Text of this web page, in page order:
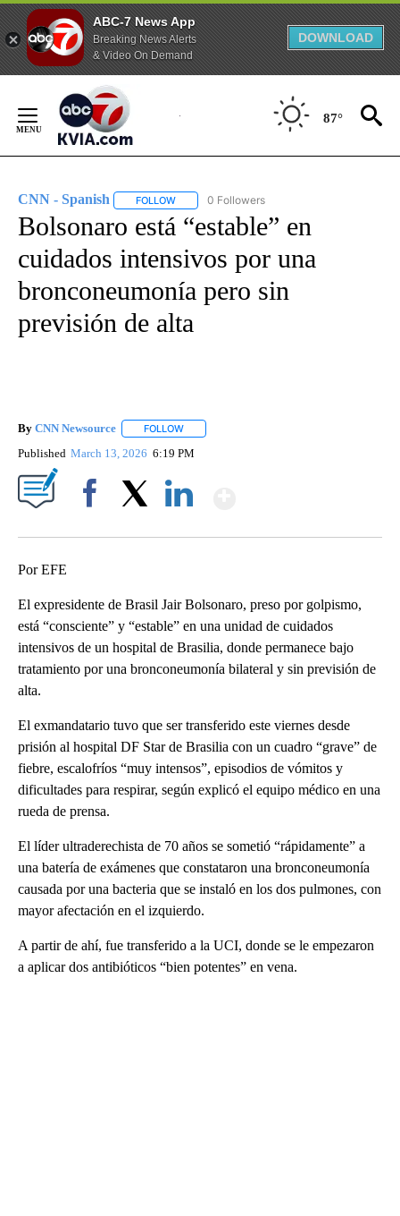
ABC-7 News App
Breaking News Alerts
& Video On Demand
DOWNLOAD
Content
87°
CNN - Spanish FOLLOW FOLLOW "CNN - SPANISH" TO RECEIVE
0 Followers
Bolsonaro está “estable” en
cuidados intensivos por una
bronconeumonía pero sin
previsión de alta
By CNN Newsource FOLLOW
Published March 13, 2026 6:19 PM
Por EFE
El expresidente de Brasil Jair Bolsonaro, preso por golpismo,
está “consciente” y “estable” en una unidad de cuidados
intensivos de un hospital de Brasilia, donde permanece bajo
tratamiento por una bronconeumonía bilateral y sin previsión de
alta.
El exmandatario tuvo que ser transferido este viernes desde
prisión al hospital DF Star de Brasilia con un cuadro “grave” de
fiebre, escalofríos “muy intensos”, episodios de vómitos y
dificultades para respirar, según explicó el equipo médico en una
rueda de prensa.
El líder ultraderechista de 70 años se sometió “rápidamente” a
una batería de exámenes que constataron una bronconeumonía
causada por una bacteria que se instaló en los dos pulmones, con
mayor afectación en el izquierdo.
A partir de ahí, fue transferido a la UCI, donde se le empezaron
a aplicar dos antibióticos “bien potentes” en vena.